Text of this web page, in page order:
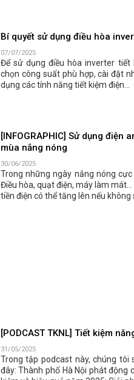
Bí quyết sử dụng điều hòa
07/07/2025
Để sử dụng điều hòa inverter tiết
chọn công suất phù hợp, cài đặt
dụng các tính năng tiết kiệm điện...
[INFOGRAPHIC] Sử dụng điện
mùa nắng nóng
30/06/2025
Trong những ngày nắng nóng
Điều hòa, quạt điện, máy làm
tiền điện có thể tăng lên nếu không
[PODCAST TKNL] Tiết kiệm
31/05/2025
Trong tập podcast này, chúng
đây: Thành phố Hà Nội phát động